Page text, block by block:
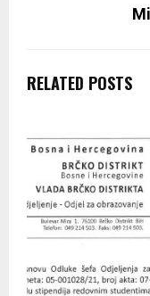
RELATED POSTS